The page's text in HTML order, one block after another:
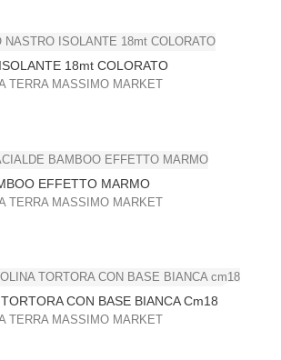
18mt COLORATO
TERRA MASSIMO MARKET
EFFETTO MARMO
TERRA MASSIMO MARKET
CON BASE BIANCA Cm18
TERRA MASSIMO MARKET